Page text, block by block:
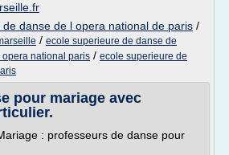
de danse de l opera national de paris /
/ ecole superieure de danse de
national paris / ecole superieure de
pour mariage avec
: professeurs de danse pour